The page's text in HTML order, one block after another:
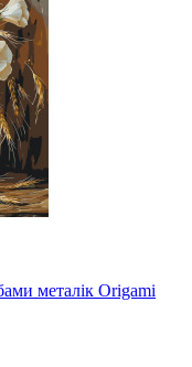
металік Origami